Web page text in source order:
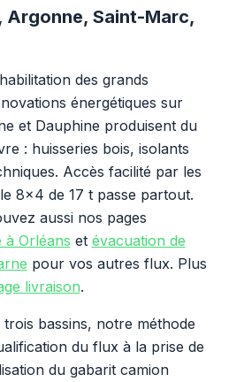
Argonne, Saint-Marc,
des grands
énergétiques sur
et Dauphine produisent du
: huisseries bois, isolants
Accès facilité par les
8x4 de 17 t passe partout.
aussi nos pages
à Orléans et évacuation de
pour vos autres flux. Plus
livraison.
bassins, notre méthode
du flux à la prise de
du gabarit camion